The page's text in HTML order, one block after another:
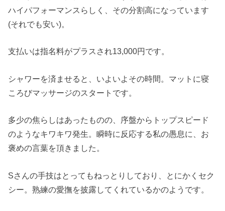
ハイパフォーマンスらしく、その分割高になっています
(それでも安い)。
支払いは指名料がプラスされ13,000円です。
シャワーを済ませると、いよいよその時間。マットに寝
ころびマッサージのスタートです。
多少の焦らしはあったものの、序盤からトップスピード
のようなキワキワ発生。瞬時に反応する私の愚息に、お
褒めの言葉を頂きました。
Sさんの手技はとってもねっとりしており、とにかくセク
シー。熟練の愛撫を披露してくれているかのようです。